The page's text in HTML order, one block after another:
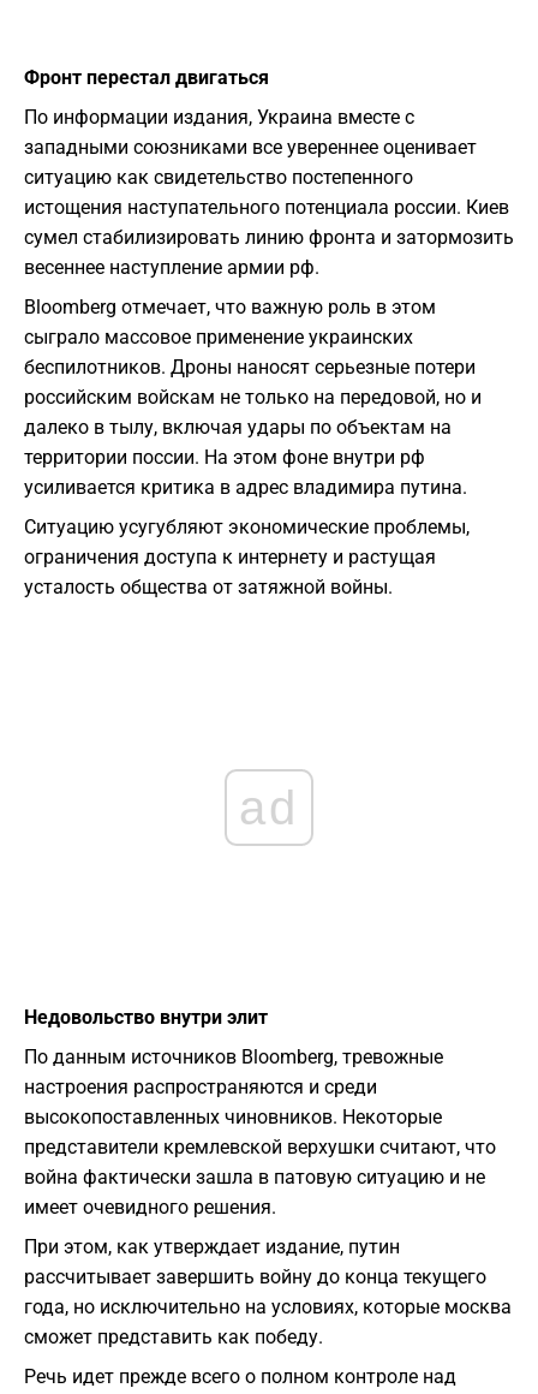
Фронт перестал двигаться
По информации издания, Украина вместе с
западными союзниками все увереннее оценивает
ситуацию как свидетельство постепенного
истощения наступательного потенциала россии. Киев
сумел стабилизировать линию фронта и затормозить
весеннее наступление армии рф.
Bloomberg отмечает, что важную роль в этом
сыграло массовое применение украинских
беспилотников. Дроны наносят серьезные потери
российским войскам не только на передовой, но и
далеко в тылу, включая удары по объектам на
территории поссии. На этом фоне внутри рф
усиливается критика в адрес владимира путина.
Ситуацию усугубляют экономические проблемы,
ограничения доступа к интернету и растущая
усталость общества от затяжной войны.
ad
Недовольство внутри элит
По данным источников Bloomberg, тревожные
настроения распространяются и среди
высокопоставленных чиновников. Некоторые
представители кремлевской верхушки считают, что
война фактически зашла в патовую ситуацию и не
имеет очевидного решения.
При этом, как утверждает издание, путин
рассчитывает завершить войну до конца текущего
года, но исключительно на условиях, которые москва
сможет представить как победу.
Речь идет прежде всего о полном контроле над